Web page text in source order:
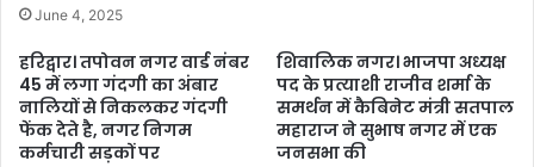
June 4, 2025
हरिद्वार। तपोवन नगर वार्ड नंबर
45 में लगा गंदगी का अंबार
नालियों से निकलकर गंदगी
फेंक देते है, नगर निगम
कर्मचारी सड़कों पर
शिवालिक नगर। भाजपा अध्यक्ष
पद के प्रत्याशी राजीव शर्मा के
समर्थन में कैबिनेट मंत्री सतपाल
महाराज ने सुभाष नगर में एक
जनसभा की